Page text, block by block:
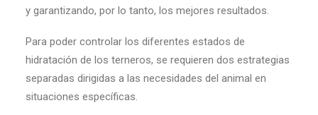
y garantizando, por lo tanto, los mejores resultados.
Para poder controlar los diferentes estados de
hidratación de los terneros, se requieren dos estrategias
separadas dirigidas a las necesidades del animal en
situaciones específicas.